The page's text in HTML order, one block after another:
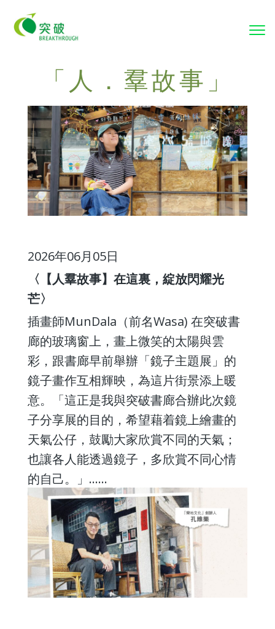
「人．羣故事」
2026年06月05日
〈【人羣故事】在這裏，綻放閃耀光
芒〉
插畫師MunDala（前名Wasa) 在突破書
廊的玻璃窗上，畫上微笑的太陽與雲
彩，跟書廊早前舉辦「鏡子主題展」的
鏡子畫作互相輝映，為這片街景添上暖
意。「這正是我與突破書廊合辦此次鏡
子分享展的目的，希望藉着鏡上繪畫的
天氣公仔，鼓勵大家欣賞不同的天氣；
也讓各人能透過鏡子，多欣賞不同心情
的自己。」......